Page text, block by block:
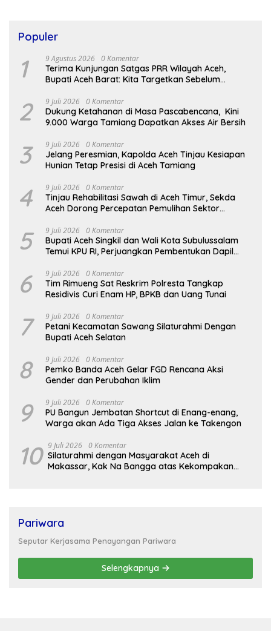
Populer
1 9 Agustus 2026 0 Komentar
Terima Kunjungan Satgas PRR Wilayah Aceh,
Bupati Aceh Barat: Kita Targetkan Sebelum
2 9 Juli 2026 0 Komentar
Dukung Ketahanan di Masa Pascabencana, Kini
9.000 Warga Tamiang Dapatkan Akses Air Bersih
3 9 Juli 2026 0 Komentar
Jelang Peresmian, Kapolda Aceh Tinjau Kesiapan
Hunian Tetap Presisi di Aceh Tamiang
4 9 Juli 2026 0 Komentar
Tinjau Rehabilitasi Sawah di Aceh Timur, Sekda
Aceh Dorong Percepatan Pemulihan Sektor
5 9 Juli 2026 0 Komentar
Bupati Aceh Singkil dan Wali Kota Subulussalam
Temui KPU RI, Perjuangkan Pembentukan Dapil
6 9 Juli 2026 0 Komentar
Tim Rimueng Sat Reskrim Polresta Tangkap
Residivis Curi Enam HP, BPKB dan Uang Tunai
7 9 Juli 2026 0 Komentar
Petani Kecamatan Sawang Silaturahmi Dengan
Bupati Aceh Selatan
8 9 Juli 2026 0 Komentar
Pemko Banda Aceh Gelar FGD Rencana Aksi
Gender dan Perubahan Iklim
9 9 Juli 2026 0 Komentar
PU Bangun Jembatan Shortcut di Enang-enang,
Warga akan Ada Tiga Akses Jalan ke Takengon
10 9 Juli 2026 0 Komentar
Silaturahmi dengan Masyarakat Aceh di
Makassar, Kak Na Bangga atas Kekompakan
Pariwara
Seputar Kerjasama Penayangan Pariwara
Selengkapnya